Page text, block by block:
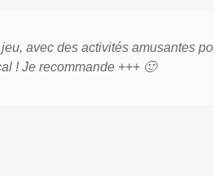
avec des activités amusantes
! Je recommande +++ 🙂